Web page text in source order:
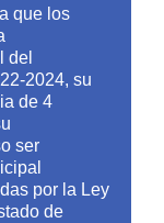
que los
del
2024, su
de 4
ser
por la Ley
de